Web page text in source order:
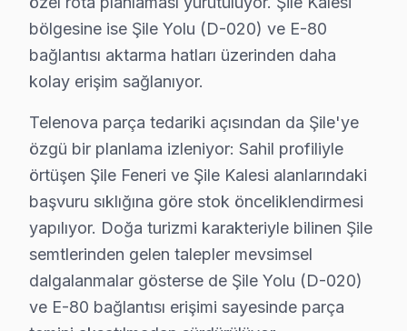
Şile Telenova Servis Sonuç
Şile'de Telenova görüntüleme sistemi arızanız için
Fabrika Servis — 2009'dan beri Anadolu Yakası'nın
0850 811 14 36 — Şile için şimdi arayın.
Şile'de Telenova Televizyon Hizmetleri
Şunu da belirtelim: Yıllar içinde Şile genelinde
bölgesine ise Şile Yolu (D-020) ve E-80
bağlantısı aktarma hatları üzerinden daha
kolay erişim sağlanıyor.
Telenova parça tedariki açısından da Şile'ye
özgü bir planlama izleniyor: Sahil profiliyle
örtüşen Şile Feneri ve Şile Kalesi alanlarındaki
başvuru sıklığına göre stok önceliklendirmesi
yapılıyor. Doğa turizmi karakteriyle bilinen Şile
semtlerinden gelen talepler mevsimsel
dalgalanmalar gösterse de Şile Yolu (D-020)
ve E-80 bağlantısı erişimi sayesinde parça